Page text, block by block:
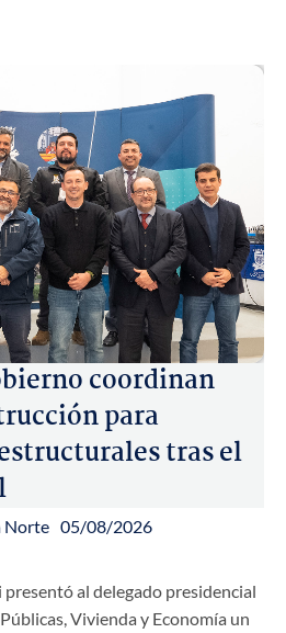
coordinan
para
tras el
Norte 05/08/2026
al delegado presidencial
Vivienda y Economía un